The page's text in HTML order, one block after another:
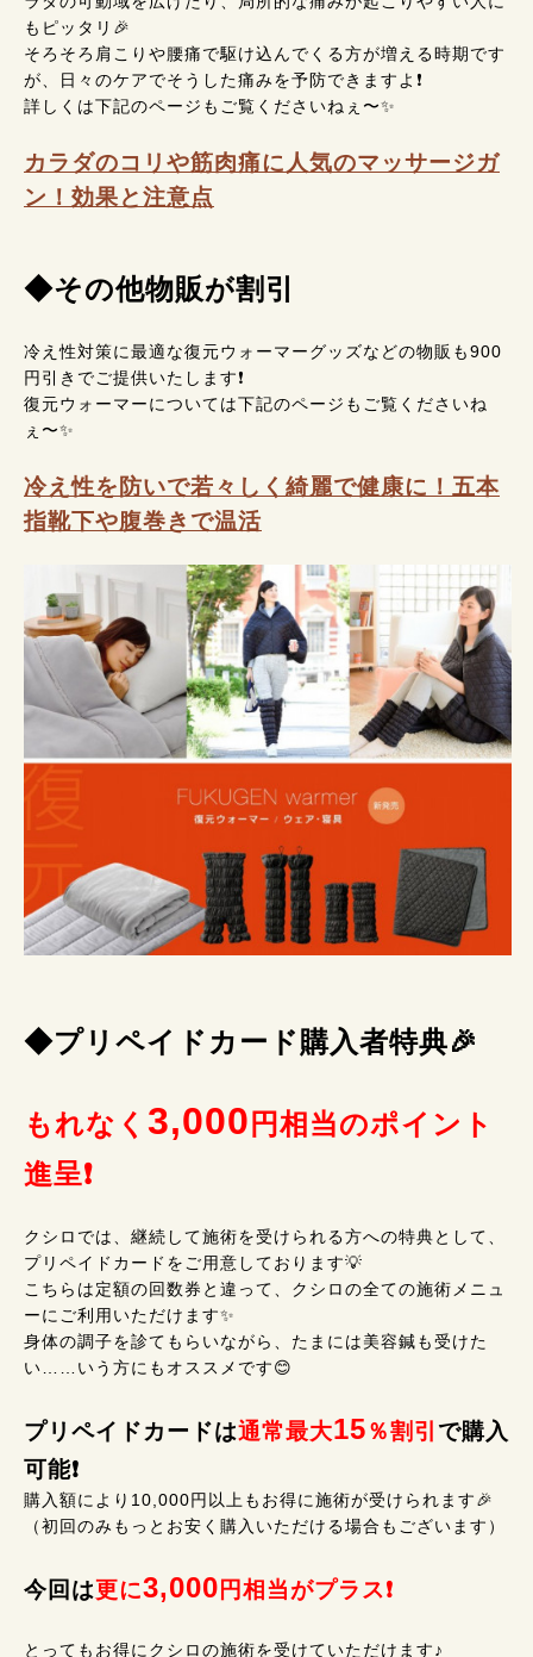
もピッタリ🎉
そろそろ肩こりや腰痛で駆け込んでくる方が増える時期です
が、日々のケアでそうした痛みを予防できますよ❗
詳しくは下記のページもご覧くださいねぇ〜✨
カラダのコリや筋肉痛に人気のマッサージガ
ン！効果と注意点
◆その他物販が割引
冷え性対策に最適な復元ウォーマーグッズなどの物販も900
円引きでご提供いたします❗
復元ウォーマーについては下記のページもご覧くださいね
ぇ〜✨
冷え性を防いで若々しく綺麗で健康に！五本
指靴下や腹巻きで温活
◆プリペイドカード購入者特典🎉
もれなく 3,000 円相当のポイント
進呈❗
クシロでは、継続して施術を受けられる方への特典として、
プリペイドカードをご用意しております💡
こちらは定額の回数券と違って、クシロの全ての施術メニュ
ーにご利用いただけます✨
身体の調子を診てもらいながら、たまには美容鍼も受けた
い……いう方にもオススメです😊
プリペイドカードは通常最大15％割引 で購入
可能❗
購入額により10,000円以上もお得に施術が受けられます🎉
（初回のみもっとお安く購入いただける場合もございます）
今回は更に3,000 円相当がプラス❗
とってもお得にクシロの施術を受けていただけます♪